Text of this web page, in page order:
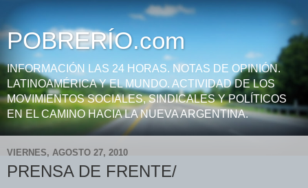
POBRERÍO.com
INFORMACIÓN LAS 24 HORAS. NOTAS DE OPINIÓN.
LATINOAMÉRICA Y EL MUNDO. ACTIVIDAD DE LOS
MOVIMIENTOS SOCIALES, SINDICALES Y POLÍTICOS
EN EL CAMINO HACIA LA NUEVA ARGENTINA.
VIERNES, AGOSTO 27, 2010
PRENSA DE FRENTE/